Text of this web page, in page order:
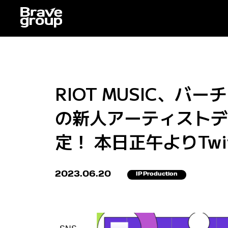
RIOT MUSIC、バー
の新人アーティスト
定！ 本日正午より
2023.06.20 IP Production